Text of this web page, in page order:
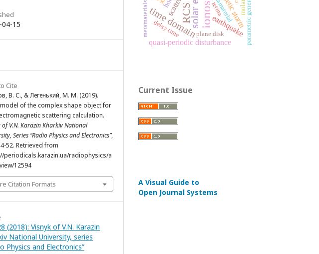
04-15
Cite
В. С., & Легенький, М. М. (2019).
of the complex shape object for
scattering calculation.
of V.N. Karazin Kharkiv National
Series “Radio Physics and Electronics”,
52. Retrieved from
periodicals.karazin.ua/radiophysics/a
12594
Citation Formats
(2018): Visnyk of V.N. Karazin
National University, series
Physics and Electronics”
RCS
time domain earthquake
quasi-periodic disturbance
metamaterials delay time plane disk parametric generator
retina
Current Issue
A Visual Guide to
Open Journal Systems